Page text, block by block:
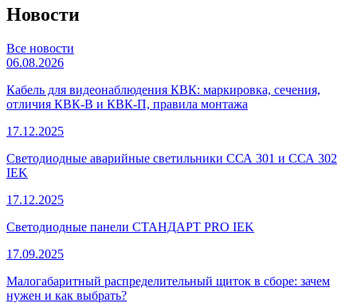
Новости
Все новости
06.08.2026
Кабель для видеонаблюдения КВК: маркировка, сечения,
отличия КВК-В и КВК-П, правила монтажа
17.12.2025
Светодиодные аварийные светильники ССА 301 и ССА 302
IEK
17.12.2025
Светодиодные панели СТАНДАРТ PRO IEK
17.09.2025
Малогабаритный распределительный щиток в сборе: зачем
нужен и как выбрать?